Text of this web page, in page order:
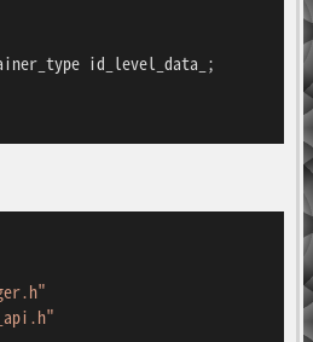
id_level_data_;